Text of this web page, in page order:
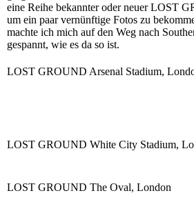
eine Reihe bekannter oder neuer LOST
um ein paar vernünftige Fotos zu
machte ich mich auf den Weg nach
gespannt, wie es da so ist.
LOST GROUND Arsenal Stadium,
LOST GROUND White City Stadium,
LOST GROUND The Oval, London